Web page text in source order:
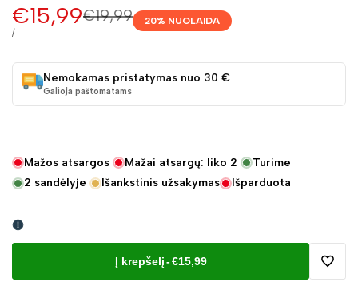
Įprasta
€19,99
Pardavimo
kaina
€15,99
VIENETO
/
20% NUOLAIDA
Nemokamas pristatymas nuo 30 €
Galioja paštomatams
Mažos atsargos Mažai atsargų: liko 2
Turime
2 sandėlyje Išankstinis užsakymas Išparduota
Į krepšelį-€15,99